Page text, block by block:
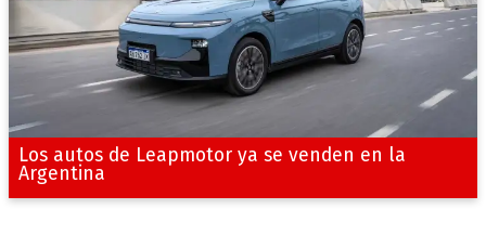
Los autos de Leapmotor ya se venden en la
Argentina